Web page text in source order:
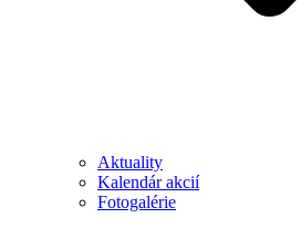
Aktuality
Kalendár akcií
Fotogalérie